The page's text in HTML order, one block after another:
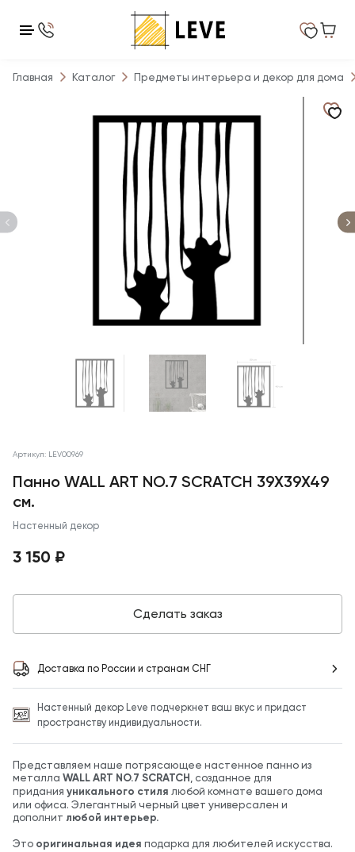
Главная Каталог Предметы интерьера и декор для дома
Артикул: LEV00969
Панно WALL ART NO.7 SCRATCH 39X39X49
см.
Настенный декор
3 150 ₽
Сделать заказ
Доставка по России и странам СНГ
Настенный декор Leve подчеркнет ваш вкус и придаст
пространству индивидуальности.
Представляем наше потрясающее настенное панно из
металла WALL ART NO.7 SCRATCH , созданное для
придания уникального стиля любой комнате вашего дома
или офиса. Элегантный черный цвет универсален и
дополнит любой интерьер.
Это оригинальная идея подарка для любителей искусства.